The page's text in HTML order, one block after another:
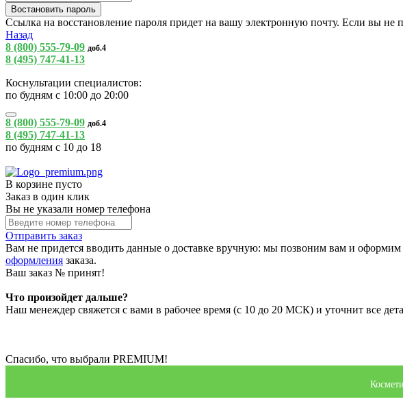
Ссылка на восстановление пароля придет на вашу электронную почту. Если вы не
Назад
8 (800) 555-79-09 доб.4
8 (495) 747-41-13
Коснультации специалистов:
по будням с 10:00 до 20:00
8 (800) 555-79-09 доб.4
8 (495) 747-41-13
по будням с 10 до 18
В корзине пусто
Заказ в один клик
Вы не указали номер телефона
Отправить заказ
Вам не придется вводить данные о доставке вручную: мы позвоним вам и оформим
оформления заказа.
Ваш заказ № принят!
Что произойдет дальше?
Наш менеждер свяжется с вами в рабочее время (с 10 до 20 МСК) и уточнит все
Спасибо, что выбрали PREMIUM!